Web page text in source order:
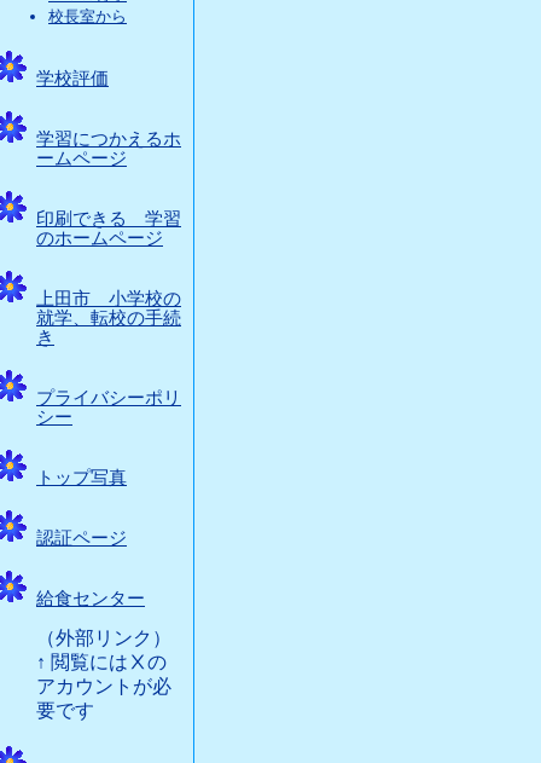
校長室から
学校評価
学習につかえるホ
ームページ
印刷できる 学習
のホームページ
上田市 小学校の
就学、転校の手続
き
プライバシーポリ
シー
トップ写真
認証ページ
給食センター
（外部リンク）
↑ 閲覧にはⅩの
アカウントが必
要です